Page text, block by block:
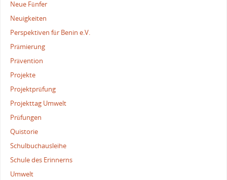
Neue Fünfer
Neuigkeiten
Perspektiven für Benin e.V.
Prämierung
Prävention
Projekte
Projektprüfung
Projekttag Umwelt
Prüfungen
Quistorie
Schulbuchausleihe
Schule des Erinnerns
Umwelt